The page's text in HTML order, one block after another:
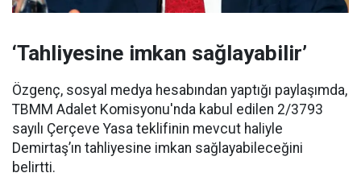
‘Tahliyesine imkan sağlayabilir’
Özgenç, sosyal medya hesabından yaptığı paylaşımda,
TBMM Adalet Komisyonu'nda kabul edilen 2/3793
sayılı Çerçeve Yasa teklifinin mevcut haliyle
Demirtaş’ın tahliyesine imkan sağlayabileceğini
belirtti.